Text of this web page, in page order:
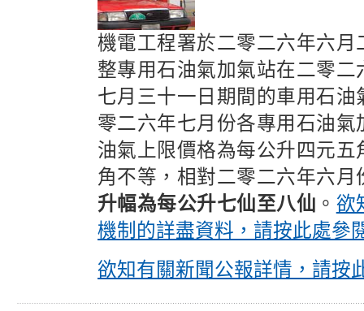
機電工程署於二零二六年六月
整專用石油氣加氣站在二零二
七月三十一日期間的車用石油
零二六年七月份各專用石油氣
油氣上限價格為每公升四元五
角不等，相對二零二六年六月
升幅為每公升七仙至八仙 。 欲
機制的詳盡資料，請按此處參
欲知有關新聞公報詳情，請按